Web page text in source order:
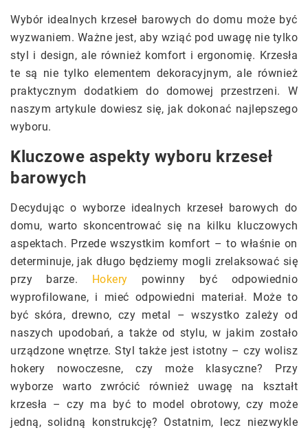
Wybór idealnych krzeseł barowych do domu może być
wyzwaniem. Ważne jest, aby wziąć pod uwagę nie tylko
styl i design, ale również komfort i ergonomię. Krzesła
te są nie tylko elementem dekoracyjnym, ale również
praktycznym dodatkiem do domowej przestrzeni. W
naszym artykule dowiesz się, jak dokonać najlepszego
wyboru.
Kluczowe aspekty wyboru krzeseł
barowych
Decydując o wyborze idealnych krzeseł barowych do
domu, warto skoncentrować się na kilku kluczowych
aspektach. Przede wszystkim komfort – to właśnie on
determinuje, jak długo będziemy mogli zrelaksować się
przy barze.
Hokery powinny być odpowiednio
wyprofilowane, i mieć odpowiedni materiał. Może to
być skóra, drewno, czy metal – wszystko zależy od
naszych upodobań, a także od stylu, w jakim zostało
urządzone wnętrze. Styl także jest istotny – czy wolisz
hokery nowoczesne, czy może klasyczne? Przy
wyborze warto zwrócić również uwagę na kształt
krzesła – czy ma być to model obrotowy, czy może
jedną, solidną konstrukcję? Ostatnim, lecz niezwykle